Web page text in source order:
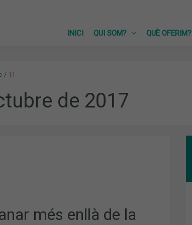
INICI
QUI SOM? QUÈ OFERIM?
11
de 2017
més enllà de la